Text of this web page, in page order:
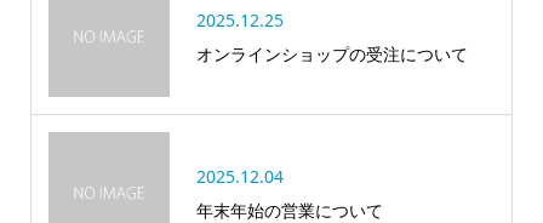
2025.12.25
オンラインショップの受注について
2025.12.04
年末年始の営業について